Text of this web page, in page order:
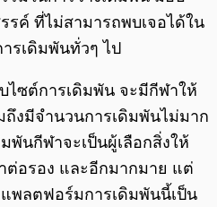
รค์ ที่ไม่สามารถพบเจอได้ใน
รเดิมพันทั่วๆ ไป
ไซต์การเดิมพัน จะมีกีฬาให้
ถึงมีจำนวนการเดิมพันไม่มาก
พันกีฬาจะเป็นผู้เลือกสิ่งให้
ต่อรอง และอีกมากมาย แต่
แพลตฟอร์มการเดิมพันนี้เป็น